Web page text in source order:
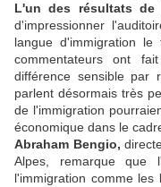
L'un des résultats de
d'impressionner
langue d'immigration
commentateurs ont
différence sensible par
parlent désormais très
de l'immigration
économique dans le
Abraham Bengio,
Alpes, remarque
l'immigration comme